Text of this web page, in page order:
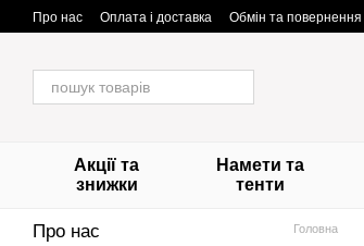
Перейти до основного контенту
Про нас Оплата і доставка Обмін та повернення
Акції та
знижки
Намети та
тенти
Головна
Про нас